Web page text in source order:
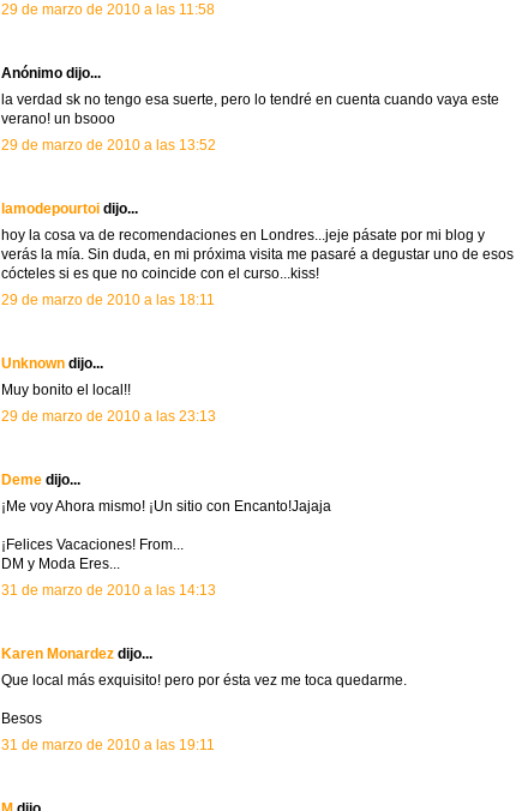
29 de marzo de 2010 a las 11:58
Anónimo dijo...
la verdad sk no tengo esa suerte, pero lo tendré en cuenta cuando vaya este
verano! un bsooo
29 de marzo de 2010 a las 13:52
lamodepourtoi dijo...
hoy la cosa va de recomendaciones en Londres...jeje pásate por mi blog y
verás la mía. Sin duda, en mi próxima visita me pasaré a degustar uno de esos
cócteles si es que no coincide con el curso...kiss!
29 de marzo de 2010 a las 18:11
Unknown dijo...
Muy bonito el local!!
29 de marzo de 2010 a las 23:13
Deme dijo...
¡Me voy Ahora mismo! ¡Un sitio con Encanto!Jajaja
¡Felices Vacaciones! From...
DM y Moda Eres...
31 de marzo de 2010 a las 14:13
Karen Monardez dijo...
Que local más exquisito! pero por ésta vez me toca quedarme.
Besos
31 de marzo de 2010 a las 19:11